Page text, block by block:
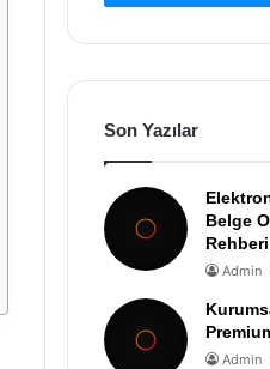
Son Yazılar
Belge
Rehberi
Admin
Admin